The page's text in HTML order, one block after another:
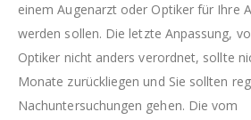
einem Augenarzt oder Optiker für Ihre
werden sollen. Die letzte Anpassung,
Optiker nicht anders verordnet, sollte
Monate zurückliegen und Sie sollten
Nachuntersuchungen gehen. Die vom